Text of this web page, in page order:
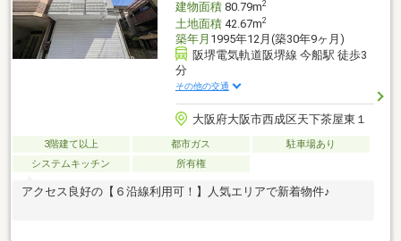
建物面積80.79m2
土地面積42.67m2
築年月 1995年12月(築30年9ヶ月)
阪堺電気軌道阪堺線 今船駅 徒歩3
分
その他の交通
大阪府大阪市西成区天下茶屋東１
3階建て以上 都市ガス
駐車場あり
システムキッチン
所有権
アクセス良好の【６沿線利用可！】人気エリアで新着物件♪